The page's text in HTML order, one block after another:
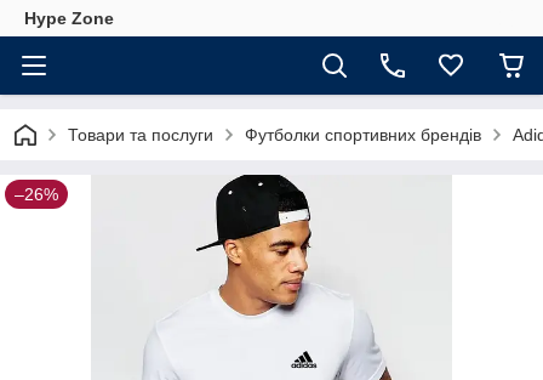
Hype Zone
Товари та послуги Футболки спортивних брендів
–26%